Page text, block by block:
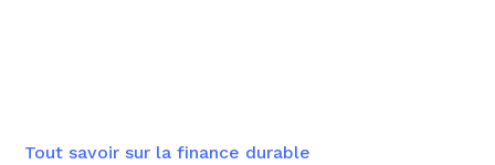
Tout savoir sur la finance durable